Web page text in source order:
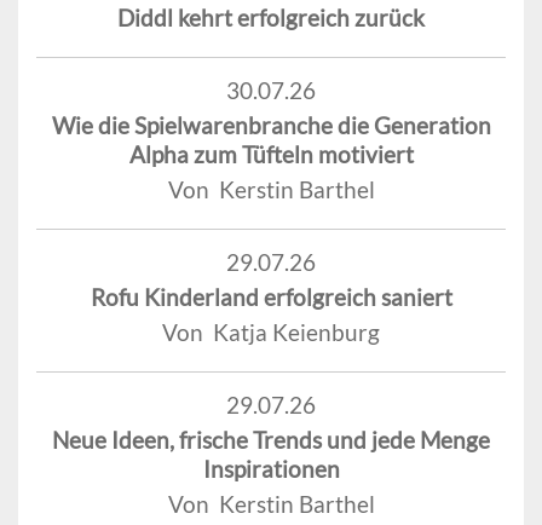
Diddl kehrt erfolgreich zurück
30.07.26
Wie die Spielwarenbranche die Generation
Alpha zum Tüfteln motiviert
Von Kerstin Barthel
29.07.26
Rofu Kinderland erfolgreich saniert
Von Katja Keienburg
29.07.26
Neue Ideen, frische Trends und jede Menge
Inspirationen
Von Kerstin Barthel